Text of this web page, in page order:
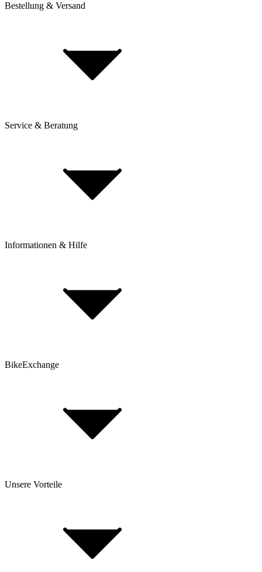
Bestellung & Versand
Dienstrad-Leasing
Retouren & Reklamationen
Service & Beratung
Rahmenhöhe bestimmen
Top 80 E-Bike Marken
Informationen & Hilfe
AGB
Cookie-Einstellungen
BikeExchange
Über Uns
BikeExchange für Händler
Unsere Vorteile